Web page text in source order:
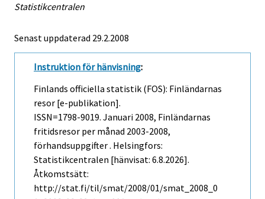
Statistikcentralen
Senast uppdaterad 29.2.2008
Instruktion för hänvisning:
Finlands officiella statistik (FOS): Finländarnas
resor [e-publikation].
ISSN=1798-9019. Januari 2008, Finländarnas
fritidsresor per månad 2003-2008,
förhandsuppgifter . Helsingfors:
Statistikcentralen [hänvisat: 6.8.2026].
Åtkomstsätt:
http://stat.fi/til/smat/2008/01/smat_2008_0